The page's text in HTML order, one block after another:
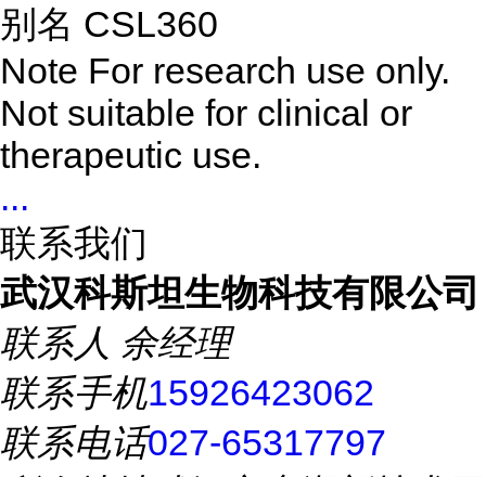
别名 CSL360
Note For research use only.
Not suitable for clinical or
therapeutic use.
...
联系我们
武汉科斯坦生物科技有限公司
联系人 余经理
联系手机15926423062
联系电话027-65317797